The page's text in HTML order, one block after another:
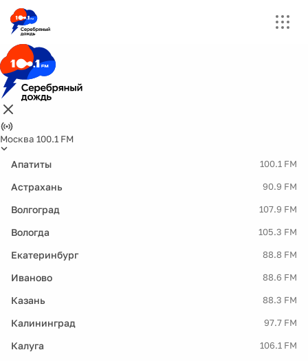
Москва 100.1 FM
Апатиты 100.1 FM
Астрахань 90.9 FM
Волгоград 107.9 FM
Вологда 105.3 FM
Екатеринбург 88.8 FM
Иваново 88.6 FM
Казань 88.3 FM
Калининград 97.7 FM
Калуга 106.1 FM